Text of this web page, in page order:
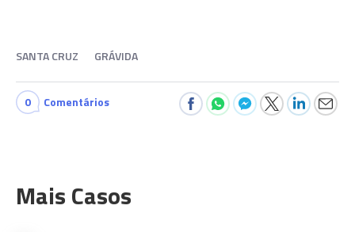
SANTA CRUZ GRÁVIDA
0 Comentários
Mais Casos